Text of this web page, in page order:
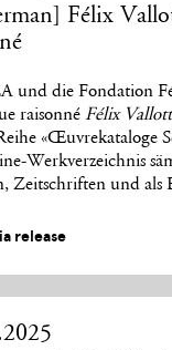
Félix
und die Fondation
raisonnéFélix
«Œuvrekataloge
Werkverzeichnis
Zeitschriften und als
release